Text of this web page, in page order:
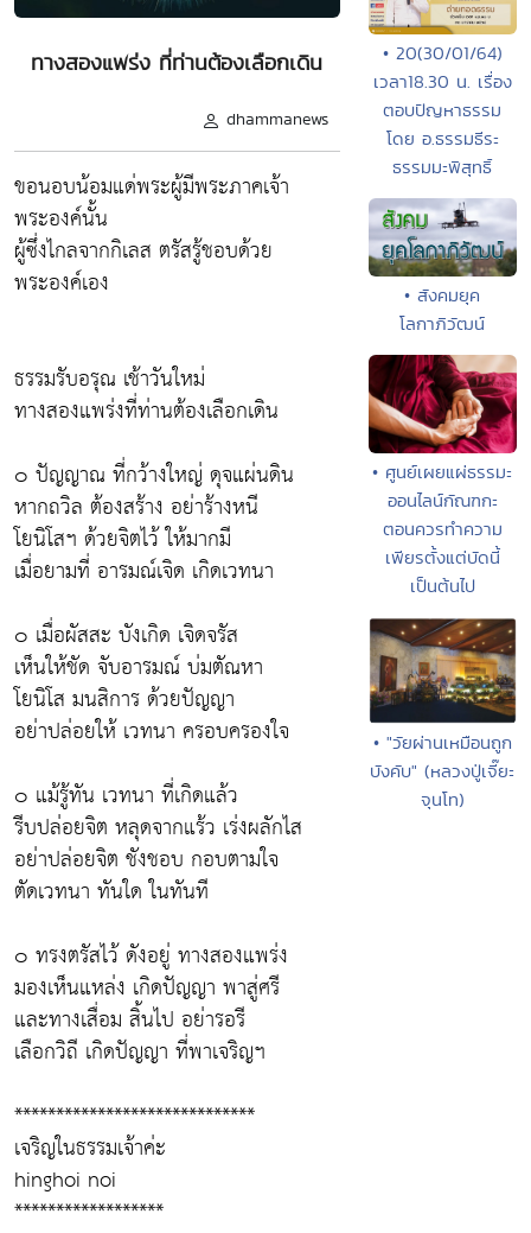
ทางสองแพร่ง ที่ท่านต้องเลือกเดิน
dhammanews
ขอนอบน้อมแด่พระผู้มีพระภาคเจ้า
พระองค์นั้น
ผู้ซึ่งไกลจากกิเลส ตรัสรู้ชอบด้วย
พระองค์เอง
ธรรมรับอรุณ เช้าวันใหม่
ทางสองแพร่งที่ท่านต้องเลือกเดิน
๐ ปัญญาณ ที่กว้างใหญ่ ดุจแผ่นดิน
หากถวิล ต้องสร้าง อย่าร้างหนี
โยนิโสฯ ด้วยจิตไว้ ให้มากมี
เมื่อยามที่ อารมณ์เจิด เกิดเวทนา
๐ เมื่อผัสสะ บังเกิด เจิดจรัส
เห็นให้ชัด จับอารมณ์ บ่มตัณหา
โยนิโส มนสิการ ด้วยปัญญา
อย่าปล่อยให้ เวทนา ครอบครองใจ
๐ แม้รู้ทัน เวทนา ที่เกิดแล้ว
รีบปล่อยจิต หลุดจากแร้ว เร่งผลักไส
อย่าปล่อยจิต ชังชอบ กอบตามใจ
ตัดเวทนา ทันใด ในทันที
๐ ทรงตรัสไว้ ดังอยู่ ทางสองแพร่ง
มองเห็นแหล่ง เกิดปัญญา พาสู่ศรี
และทางเสื่อม สิ้นไป อย่ารอรี
เลือกวิถี เกิดปัญญา ที่พาเจริญฯ
*****************************
เจริญในธรรมเจ้าค่ะ
hinghoi noi
******************
• 20(30/01/64)
เวลา18.30 น. เรื่อง
ตอบปัญหาธรรม
โดย อ.ธรรมธีระ
ธรรมมะพิสุทธิ์
• สังคมยุค
โลกาภิวัฒน์
• ศูนย์เผยแผ่ธรรมะ
ออนไลน์กัณฑกะ
ตอนควรทำความ
เพียรตั้งแต่บัดนี้
เป็นต้นไป
• "วัยผ่านเหมือนถูก
บังคับ" (หลวงปู่เจี๊ยะ
จุนโท)